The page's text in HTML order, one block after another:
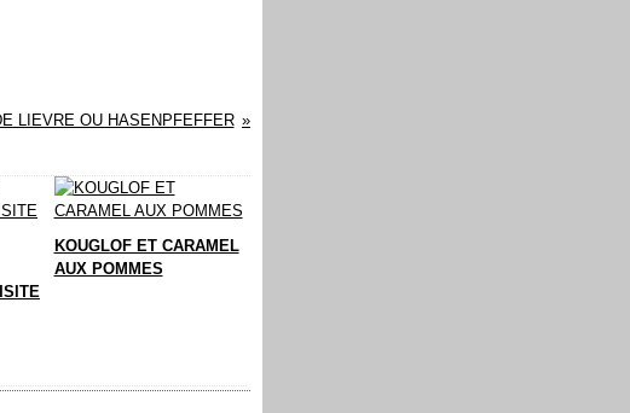
LIEVRE OU HASENPFEFFER
KOUGLOF ET CARAMEL
AUX POMMES